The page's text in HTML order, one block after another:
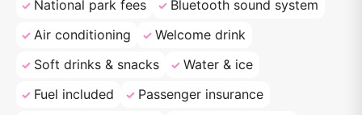
National park fees
Bluetooth sound system
Air conditioning
Welcome drink
Soft drinks & snacks
Water & ice
Fuel included
Passenger insurance